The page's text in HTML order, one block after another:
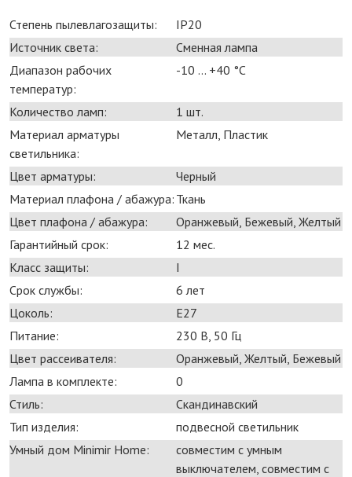
Степень пылевлагозащиты:
IP20
Источник света:
Сменная лампа
Диапазон рабочих
температур:
-10 ... +40 °С
Количество ламп:
1 шт.
Материал арматуры
светильника:
Металл, Пластик
Цвет арматуры:
Черный
Материал плафона / абажура: Ткань
Цвет плафона / абажура:
Оранжевый, Бежевый, Желтый
Гарантийный срок:
12 мес.
Класс защиты:
I
Срок службы:
6 лет
Цоколь:
E27
Питание:
230 В, 50 Гц
Цвет рассеивателя:
Оранжевый, Желтый, Бежевый
Лампа в комплекте:
0
Стиль:
Скандинавский
Тип изделия:
подвесной светильник
Умный дом Minimir Home:
совместим с умным
выключателем, совместим с